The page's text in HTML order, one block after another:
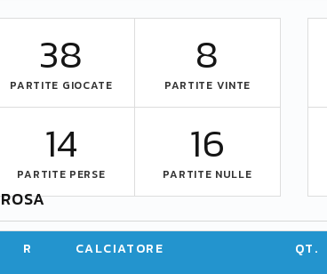
38
PARTITE GIOCATE
8
PARTITE VINTE
14
PARTITE PERSE
16
PARTITE NULLE
ROSA
R CALCIATORE QT.